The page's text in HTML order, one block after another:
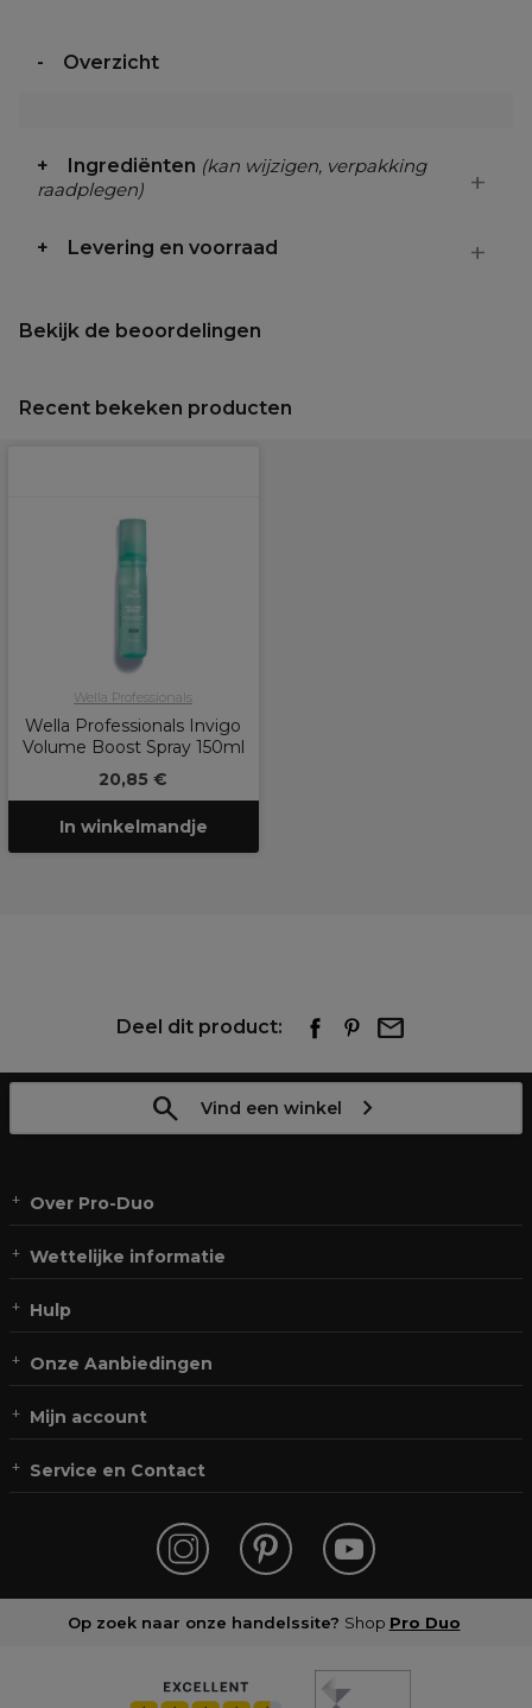
Overzicht
Ingrediënten (kan wijzigen, verpakking
raadplegen)
Levering en voorraad
Bekijk de beoordelingen
Recent bekeken producten
Wella Professionals
Wella Professionals Invigo
Volume Boost Spray 150ml
20,85 €
In winkelmandje
Deel dit product:
Vind een winkel
Over Pro-Duo
Wettelijke informatie
Hulp
Onze Aanbiedingen
Mijn account
Service en Contact
Op zoek naar onze handelssite? Shop Pro Duo